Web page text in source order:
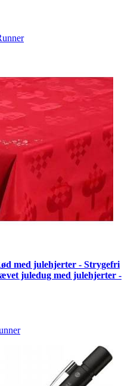
med julehjerter - Strygefri
juledug med julehjerter -